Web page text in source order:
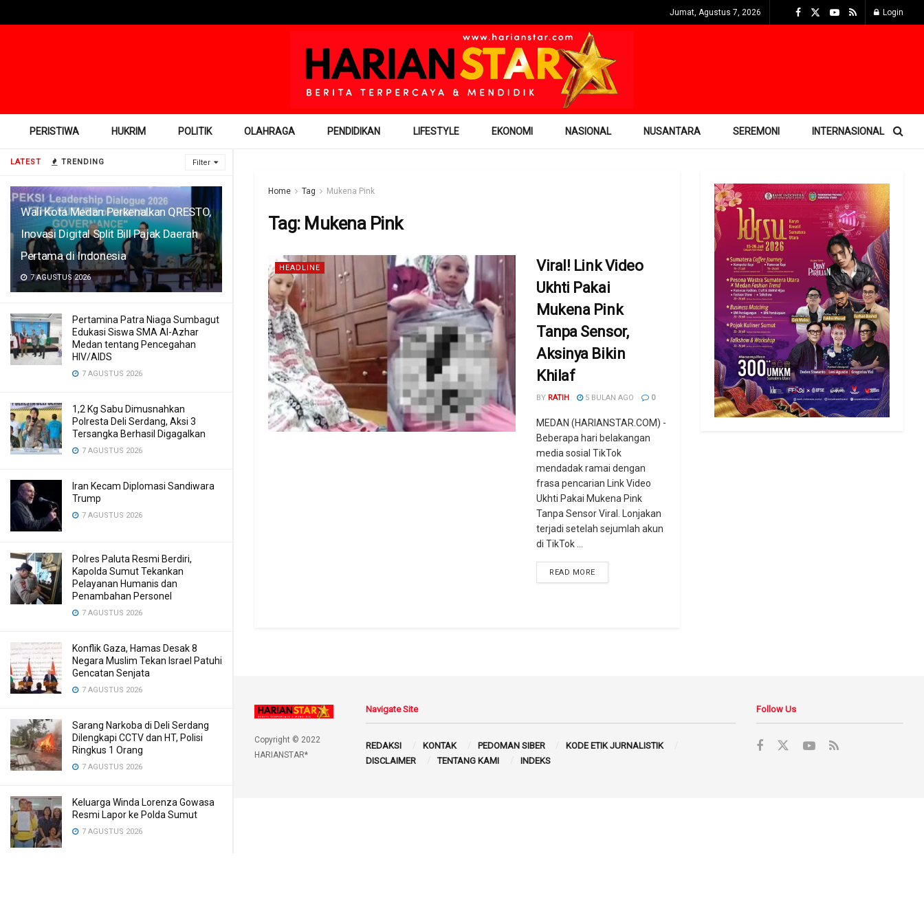
LATEST TRENDING Filter
Wali Kota Medan Perkenalkan QRESTO,
Inovasi Digital Split Bill Pajak Daerah
Pertama di Indonesia
7 AGUSTUS 2026
Pertamina Patra Niaga Sumbagut
Edukasi Siswa SMA Al-Azhar
Medan tentang Pencegahan
HIV/AIDS
7 AGUSTUS 2026
1,2 Kg Sabu Dimusnahkan
Polresta Deli Serdang, Aksi 3
Tersangka Berhasil Digagalkan
7 AGUSTUS 2026
Iran Kecam Diplomasi Sandiwara
Trump
7 AGUSTUS 2026
Polres Paluta Resmi Berdiri,
Kapolda Sumut Tekankan
Pelayanan Humanis dan
Penambahan Personel
7 AGUSTUS 2026
Konflik Gaza, Hamas Desak 8
Negara Muslim Tekan Israel Patuhi
Gencatan Senjata
7 AGUSTUS 2026
Sarang Narkoba di Deli Serdang
Dilengkapi CCTV dan HT, Polisi
Ringkus 1 Orang
7 AGUSTUS 2026
Keluarga Winda Lorenza Gowasa
Resmi Lapor ke Polda Sumut
7 AGUSTUS 2026
Jumat, Agustus 7, 2026 Login
PERISTIWA HUKRIM POLITIK OLAHRAGA PENDIDIKAN LIFESTYLE EKONOMI NASIONAL NUSANTARA SEREMONI INTERNASIONAL
Home Tag Mukena Pink
Tag: Mukena Pink
HEADLINE
Viral! Link Video
Ukhti Pakai
Mukena Pink
Tanpa Sensor,
Aksinya Bikin
Khilaf
BY RATIH 5 BULAN AGO 0
MEDAN (HARIANSTAR.COM) -
Beberapa hari belakangan
media sosial TikTok
mendadak ramai dengan
frasa pencarian Link Video
Ukhti Pakai Mukena Pink
Tanpa Sensor Viral. Lonjakan
terjadi setelah sejumlah akun
di TikTok ...
READ MORE
Copyright © 2022
HARIANSTAR*
Navigate Site
REDAKSI KONTAK PEDOMAN SIBER
KODE ETIK JURNALISTIK
DISCLAIMER
TENTANG KAMI INDEKS
Follow Us